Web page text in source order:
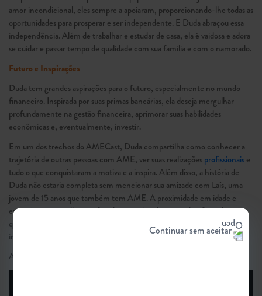
Continuar sem aceitar
amor incondicional, eles sempre a apoiaram, proporcionando-lhe todas as
oportunidades para prosperar e ser independente. E Duda abraçou essa
independência. Além de trabalhar e estudar de casa, ela é vaidosa e adora
se cuidar e passar tempo de qualidade com sua família e com o namorado.
Futuro e Inspirações
Duda tem grandes aspirações para o futuro, especialmente no mundo
financeiro. Inspirada por suas primas bancárias, ela deseja mergulhar
profundamente na gestão financeira, aprimorar suas habilidades
econômicas e, eventualmente, investir.
Em um dos trechos do AMECast, Duda compartilha como conhecer a
trajetória de outras pessoas com AME, ver suas realizaçõesprofissionaise
tudo o que conquistaram a motiva e a inspira. Além disso, a história de
Duda não estaria completa sem mencionar sua amizade com Laís, uma
jovem de 15 anos que também tem AME. A proximidade em idade e
experiências semelhantes fortaleceu o vínculo entre elas, fazendo com
que conversassem todos os dias, compartilhando suas vivências e
inspirando e fortalecendo uma à outra.
Assista ao episódio completo: